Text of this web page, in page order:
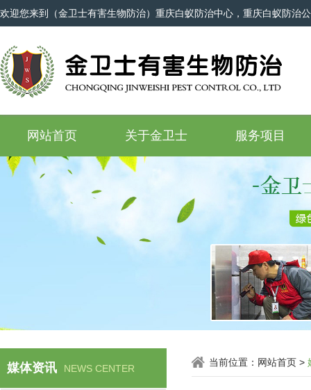
欢迎您来到（金卫士有害生物防治）重庆白蚁防治中心，重庆白蚁防治
网站首页 关于金卫士 服务项目
媒体资讯 NEWS CENTER
当前位置： 网站首页 >